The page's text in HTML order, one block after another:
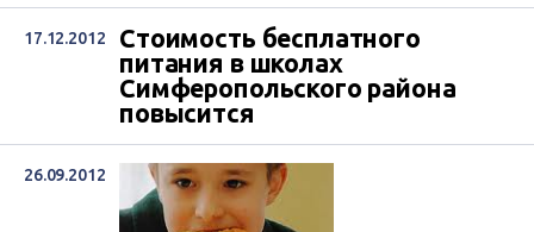
17.12.2012
Стоимость бесплатного
питания в школах
Симферопольского района
повысится
26.09.2012